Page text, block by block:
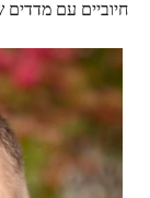
חיוביים עם מדדים